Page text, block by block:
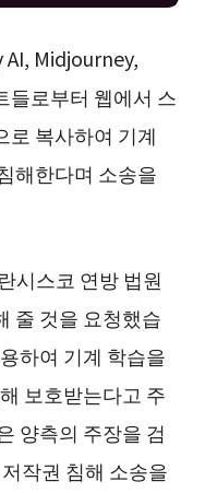
Midjourney,
로부터 웹에서 스
로 복사하여 기계
해한다며 소송을
시스코 연방 법원
줄 것을 요청했습
하여 기계 학습을
보호받는다고 주
양측의 주장을 검
작권 침해 소송을